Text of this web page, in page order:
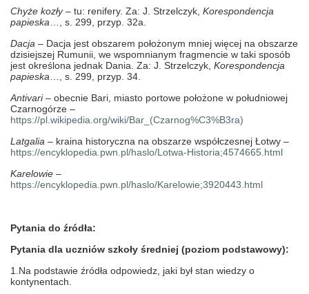
Chyże kozły– tu: renifery. Za: J. Strzelczyk, Korespondencja
papieska …, s. 299, przyp. 32a.
Dacja – Dacja jest obszarem położonym mniej więcej na obszarze
dzisiejszej Rumunii, we wspomnianym fragmencie w taki sposób
jest określona jednak Dania. Za: J. Strzelczyk, Korespondencja
papieska …, s. 299, przyp. 34.
Antivari– obecnie Bari, miasto portowe położone w południowej
Czarnogórze –
https://pl.wikipedia.org/wiki/Bar_(Czarnog%C3%B3ra)
Latgalia – kraina historyczna na obszarze współczesnej Łotwy –
https://encyklopedia.pwn.pl/haslo/Lotwa-Historia;4574665.html
Karelowie –
https://encyklopedia.pwn.pl/haslo/Karelowie;3920443.html
Pytania do źródła:
Pytania dla uczniów szkoły średniej (poziom podstawowy):
1.Na podstawie źródła odpowiedz, jaki był stan wiedzy o
kontynentach.